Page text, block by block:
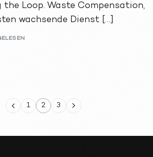
Loop. Waste Compensation,
wachsende Dienst […]
1 2 3